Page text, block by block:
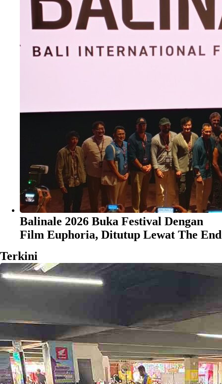
Balinale 2026 Buka Festival Dengan
Film Euphoria, Ditutup Lewat The End
Terkini